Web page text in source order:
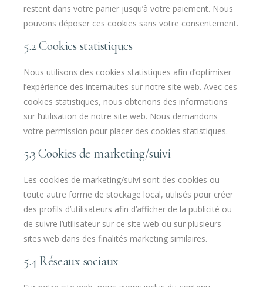
restent dans votre panier jusqu’à votre paiement. Nous
pouvons déposer ces cookies sans votre consentement.
5.2 Cookies statistiques
Nous utilisons des cookies statistiques afin d’optimiser
l’expérience des internautes sur notre site web. Avec ces
cookies statistiques, nous obtenons des informations
sur l’utilisation de notre site web. Nous demandons
votre permission pour placer des cookies statistiques.
5.3 Cookies de marketing/suivi
Les cookies de marketing/suivi sont des cookies ou
toute autre forme de stockage local, utilisés pour créer
des profils d’utilisateurs afin d’afficher de la publicité ou
de suivre l’utilisateur sur ce site web ou sur plusieurs
sites web dans des finalités marketing similaires.
5.4 Réseaux sociaux